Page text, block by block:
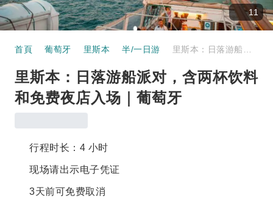
11
首頁 葡萄牙 里斯本 半/一日游
里斯本：日落游船派对，含两杯饮料
和免费夜店入场｜葡萄牙
行程时长：4 小时
现场请出示电子凭证
3天前可免费取消